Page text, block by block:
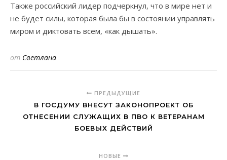
Также российский лидер подчеркнул, что в мире нет и
не будет силы, которая была бы в состоянии управлять
миром и диктовать всем, «как дышать».
от Светлана
ПРЕДЫДУЩИЕ
В ГОСДУМУ ВНЕСУТ ЗАКОНОПРОЕКТ ОБ
ОТНЕСЕНИИ СЛУЖАЩИХ В ПВО К ВЕТЕРАНАМ
БОЕВЫХ ДЕЙСТВИЙ
НОВЫЕ